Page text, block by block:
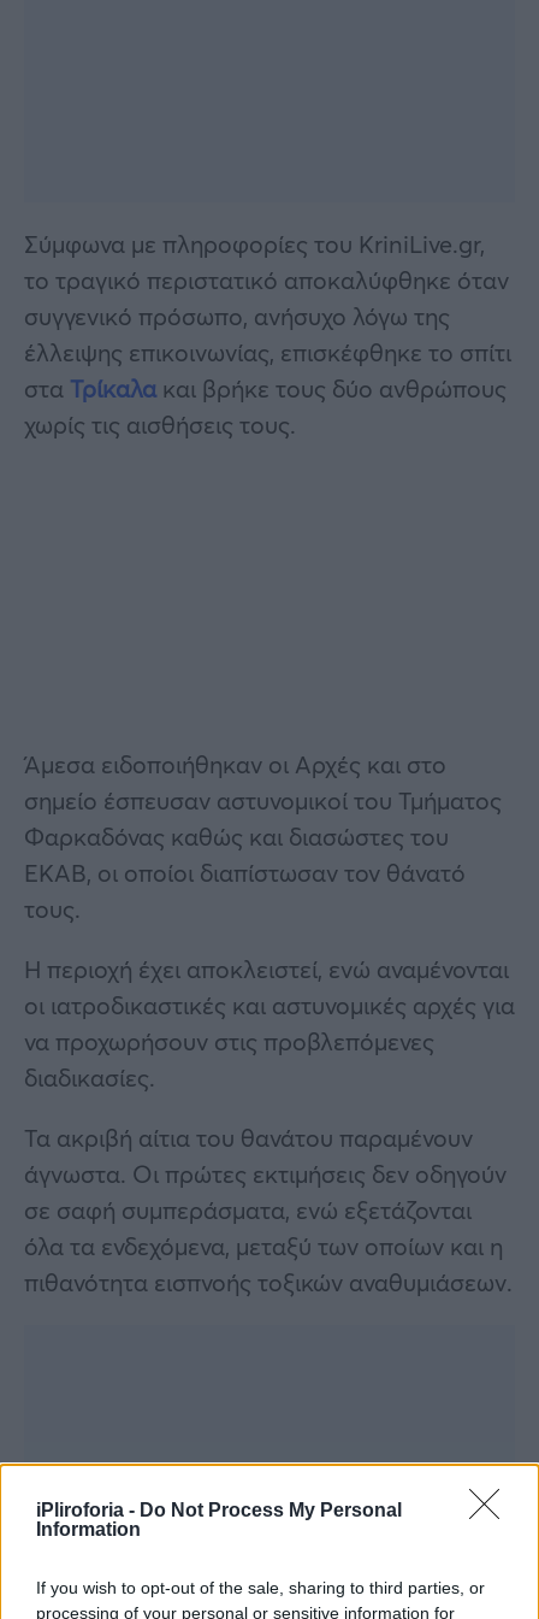
iPliroforia - Do Not Process My Personal
Information
If you wish to opt-out of the sale, sharing to third parties, or
processing of your personal or sensitive information for
Σύμφωνα με πληροφορίες του KriniLive.gr,
το τραγικό περιστατικό αποκαλύφθηκε όταν
συγγενικό πρόσωπο, ανήσυχο λόγω της
έλλειψης επικοινωνίας, επισκέφθηκε το σπίτι
στα Τρίκαλα και βρήκε τους δύο ανθρώπους
χωρίς τις αισθήσεις τους.
Άμεσα ειδοποιήθηκαν οι Αρχές και στο
σημείο έσπευσαν αστυνομικοί του Τμήματος
Φαρκαδόνας καθώς και διασώστες του
ΕΚΑΒ, οι οποίοι διαπίστωσαν τον θάνατό
τους.
Η περιοχή έχει αποκλειστεί, ενώ αναμένονται
οι ιατροδικαστικές και αστυνομικές αρχές για
να προχωρήσουν στις προβλεπόμενες
διαδικασίες.
Τα ακριβή αίτια του θανάτου παραμένουν
άγνωστα. Οι πρώτες εκτιμήσεις δεν οδηγούν
σε σαφή συμπεράσματα, ενώ εξετάζονται
όλα τα ενδεχόμενα, μεταξύ των οποίων και η
πιθανότητα εισπνοής τοξικών αναθυμιάσεων.